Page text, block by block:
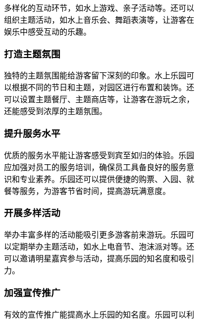
多样化的互动环节，如水上游戏、亲子活动等。还可以
组织主题活动，如水上音乐会、舞蹈表演等，让游客在
娱乐中感受互动的乐趣。
打造主题氛围
独特的主题氛围能给游客留下深刻的印象。水上乐园可
以根据不同的节日和主题，对园区进行布置和装饰。还
可以设置主题餐厅、主题商店等，让游客在游玩之余，
还能感受到浓厚的主题氛围。
提升服务水平
优质的服务水平能让游客感受到宾至如归的体验。乐园
应加强对员工的服务培训，确保员工具备良好的服务意
识和专业素养。乐园还可以提供便捷的购票、入园、就
餐等服务，为游客节省时间，提高游玩满意度。
开展多样活动
举办丰富多样的活动能吸引更多游客前来游玩。乐园可
以定期举办主题活动，如水上电音节、泡沫派对等。还
可以邀请明星嘉宾参与活动，提高乐园的知名度和吸引
力。
加强宣传推广
有效的宣传推广能提高水上乐园的知名度。乐园可以利